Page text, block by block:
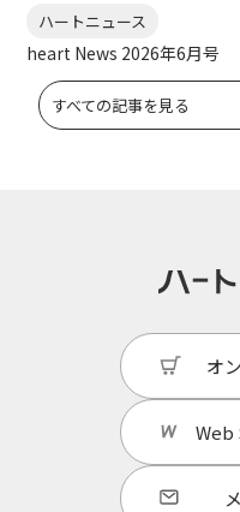
ハートニュース
heart News 2026年6月号
すべての記事を見る
オ
Web